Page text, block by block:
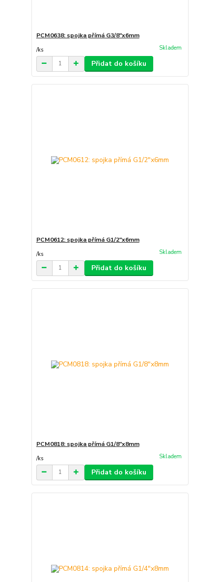
PCM0638: spojka přímá G3/8"x6mm
/ks Skladem
Přidat do košíku
PCM0612: spojka přímá G1/2"x6mm
/ks Skladem
Přidat do košíku
PCM0818: spojka přímá G1/8"x8mm
/ks Skladem
Přidat do košíku